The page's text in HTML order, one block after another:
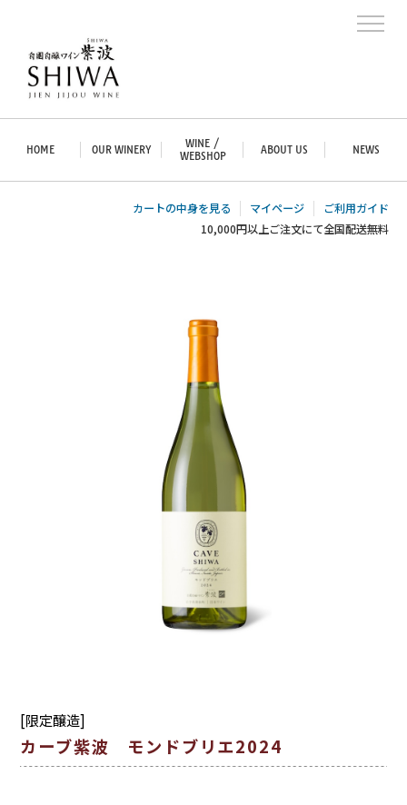
HOME OUR WINERY
WINE /
WEBSHOP
ABOUT US NEWS
カートの中身を見る マイページ
ご利用ガイド
10,000円以上ご注文にて全国配送無料
[限定醸造]
カーブ紫波 モンドブリエ2024